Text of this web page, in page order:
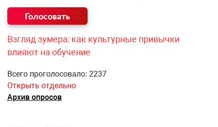
Взгляд зумера: как культурные привычки
влияют на обучение
Всего проголосовало: 2237
Открыть отдельно
Архив опросов